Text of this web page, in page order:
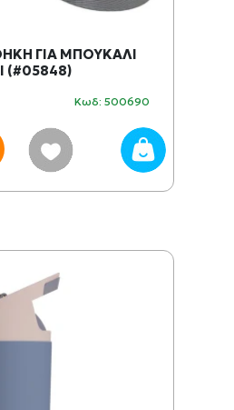
ΓΙΑ ΜΠΟΥΚΑΛΙ
(#05848)
Κωδ: 500690